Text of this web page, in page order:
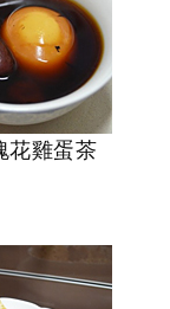
花雞蛋茶